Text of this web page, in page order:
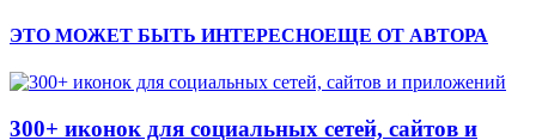
ЭТО МОЖЕТ БЫТЬ ИНТЕРЕСНОЕЩЕ ОТ АВТОРА
300+ иконок для социальных сетей, сайтов и